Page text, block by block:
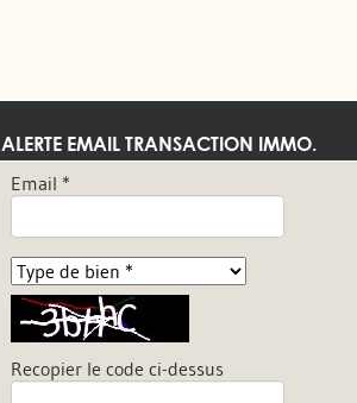
ALERTE EMAIL TRANSACTION IMMO.
Email *
Recopier le code ci-dessus